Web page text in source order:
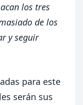
los tres
de los
y seguir
para este
serán sus